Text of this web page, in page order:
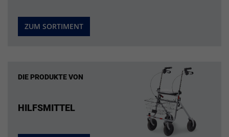
ZUM SORTIMENT
DIE PRODUKTE VON
HILFSMITTEL